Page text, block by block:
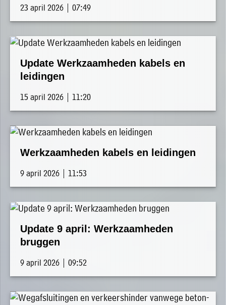
23 april 2026 | 07:49
Update Werkzaamheden kabels en
leidingen
15 april 2026 | 11:20
Werkzaamheden kabels en leidingen
9 april 2026 | 11:53
Update 9 april: Werkzaamheden
bruggen
9 april 2026 | 09:52